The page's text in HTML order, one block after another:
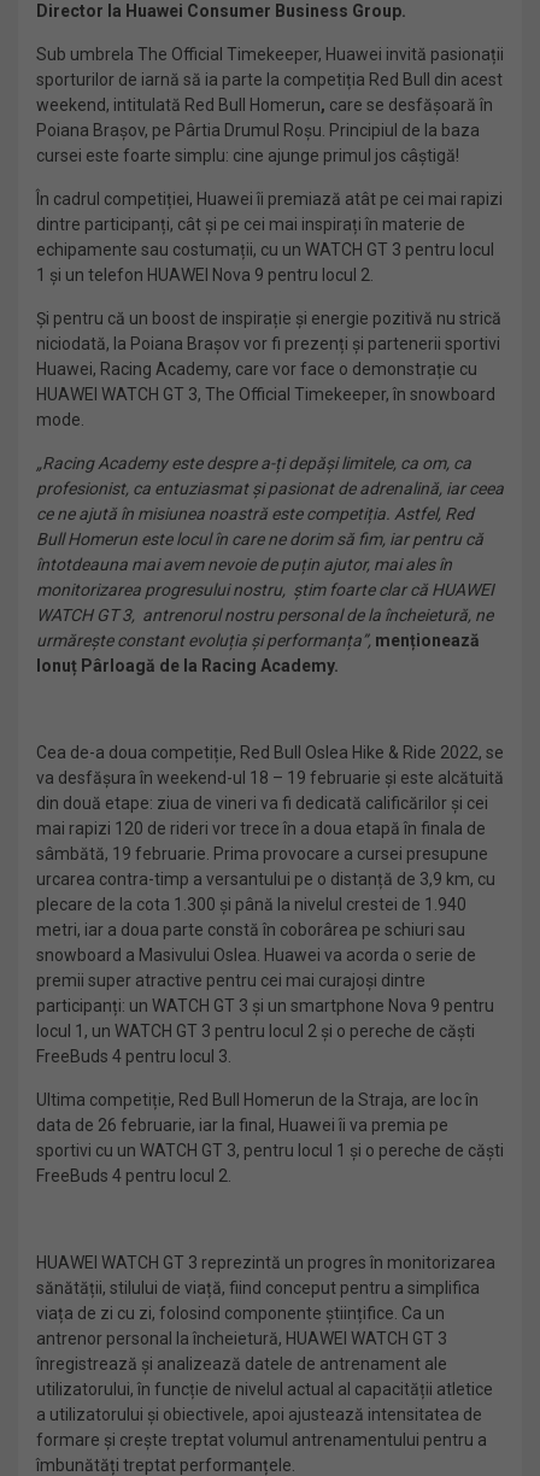
Director la Huawei Consumer Business Group.
Sub umbrela The Official Timekeeper, Huawei invită pasionații
sporturilor de iarnă să ia parte la competiția Red Bull din acest
weekend, intitulată Red Bull Homerun, care se desfășoară în
Poiana Brașov, pe Pârtia Drumul Roșu. Principiul de la baza
cursei este foarte simplu: cine ajunge primul jos câștigă!
În cadrul competiției, Huawei îi premiază atât pe cei mai rapizi
dintre participanți, cât și pe cei mai inspirați în materie de
echipamente sau costumații, cu un WATCH GT 3 pentru locul
1 și un telefon HUAWEI Nova 9 pentru locul 2.
Și pentru că un boost de inspirație și energie pozitivă nu strică
niciodată, la Poiana Brașov vor fi prezenți și partenerii sportivi
Huawei, Racing Academy, care vor face o demonstrație cu
HUAWEI WATCH GT 3, The Official Timekeeper, în snowboard
mode.
„Racing Academy este despre a-ți depăși limitele, ca om, ca
profesionist, ca entuziasmat și pasionat de adrenalină, iar ceea
ce ne ajută în misiunea noastră este competiția. Astfel, Red
Bull Homerun este locul în care ne dorim să fim, iar pentru că
întotdeauna mai avem nevoie de puțin ajutor, mai ales în
monitorizarea progresului nostru, știm foarte clar că HUAWEI
WATCH GT 3, antrenorul nostru personal de la încheietură, ne
urmărește constant evoluția și performanța”, menționează
Ionuț Pârloagă de la Racing Academy.
Cea de-a doua competiție, Red Bull Oslea Hike & Ride 2022, se
va desfășura în weekend-ul 18 – 19 februarie și este alcătuită
din două etape: ziua de vineri va fi dedicată calificărilor și cei
mai rapizi 120 de rideri vor trece în a doua etapă în finala de
sâmbătă, 19 februarie. Prima provocare a cursei presupune
urcarea contra-timp a versantului pe o distanță de 3,9 km, cu
plecare de la cota 1.300 și până la nivelul crestei de 1.940
metri, iar a doua parte constă în coborârea pe schiuri sau
snowboard a Masivului Oslea. Huawei va acorda o serie de
premii super atractive pentru cei mai curajoși dintre
participanți: un WATCH GT 3 și un smartphone Nova 9 pentru
locul 1, un WATCH GT 3 pentru locul 2 și o pereche de căști
FreeBuds 4 pentru locul 3.
Ultima competiție, Red Bull Homerun de la Straja, are loc în
data de 26 februarie, iar la final, Huawei îi va premia pe
sportivi cu un WATCH GT 3, pentru locul 1 și o pereche de căști
FreeBuds 4 pentru locul 2.
HUAWEI WATCH GT 3 reprezintă un progres în monitorizarea
sănătății, stilului de viață, fiind conceput pentru a simplifica
viața de zi cu zi, folosind componente științifice. Ca un
antrenor personal la încheietură, HUAWEI WATCH GT 3
înregistrează și analizează datele de antrenament ale
utilizatorului, în funcție de nivelul actual al capacității atletice
a utilizatorului și obiectivele, apoi ajustează intensitatea de
formare și crește treptat volumul antrenamentului pentru a
îmbunătăți treptat performanțele.